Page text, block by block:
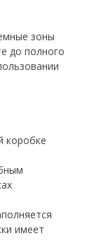
зоны
до полного
коробке
имеет